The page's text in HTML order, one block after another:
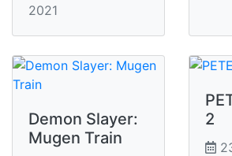
2021
Demon Slayer:
Mugen Train
2